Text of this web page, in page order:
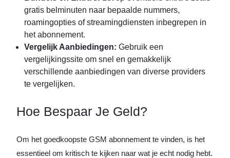
gratis belminuten naar bepaalde nummers,
roamingopties of streamingdiensten inbegrepen in
het abonnement.
Vergelijk Aanbiedingen: Gebruik een
vergelijkingssite om snel en gemakkelijk
verschillende aanbiedingen van diverse providers
te vergelijken.
Hoe Bespaar Je Geld?
Om het goedkoopste GSM abonnement te vinden, is het
essentieel om kritisch te kijken naar wat je echt nodig hebt.